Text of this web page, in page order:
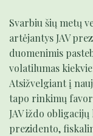
Svarbiu šių metų
artėjantys JAV
duomenimis
volatilumas
Atsižvelgiant į
tapo rinkimų
JAV iždo obligacijų
prezidento,